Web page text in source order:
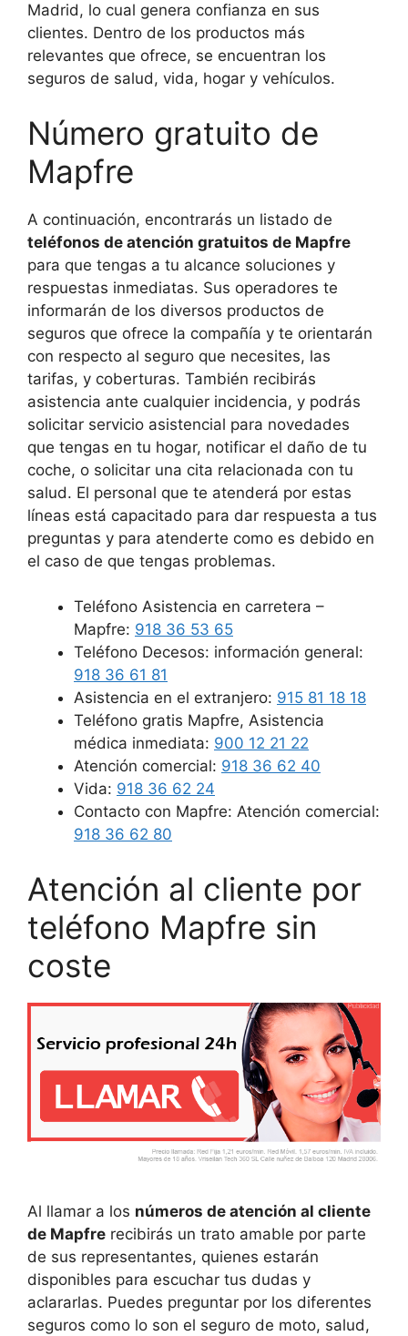
Madrid, lo cual genera confianza en sus
clientes. Dentro de los productos más
relevantes que ofrece, se encuentran los
seguros de salud, vida, hogar y vehículos.
Número gratuito de
Mapfre
A continuación, encontrarás un listado de
teléfonos de atención gratuitos de Mapfre
para que tengas a tu alcance soluciones y
respuestas inmediatas. Sus operadores te
informarán de los diversos productos de
seguros que ofrece la compañía y te orientarán
con respecto al seguro que necesites, las
tarifas, y coberturas. También recibirás
asistencia ante cualquier incidencia, y podrás
solicitar servicio asistencial para novedades
que tengas en tu hogar, notificar el daño de tu
coche, o solicitar una cita relacionada con tu
salud. El personal que te atenderá por estas
líneas está capacitado para dar respuesta a tus
preguntas y para atenderte como es debido en
el caso de que tengas problemas.
Teléfono Asistencia en carretera –
Mapfre: 918 36 53 65
Teléfono Decesos: información general:
918 36 61 81
Asistencia en el extranjero: 915 81 18 18
Teléfono gratis Mapfre, Asistencia
médica inmediata: 900 12 21 22
Atención comercial: 918 36 62 40
Vida: 918 36 62 24
Contacto con Mapfre: Atención comercial:
918 36 62 80
Atención al cliente por
teléfono Mapfre sin
coste
Al llamar a los números de atención al cliente
de Mapfre recibirás un trato amable por parte
de sus representantes, quienes estarán
disponibles para escuchar tus dudas y
aclararlas. Puedes preguntar por los diferentes
seguros como lo son el seguro de moto, salud,